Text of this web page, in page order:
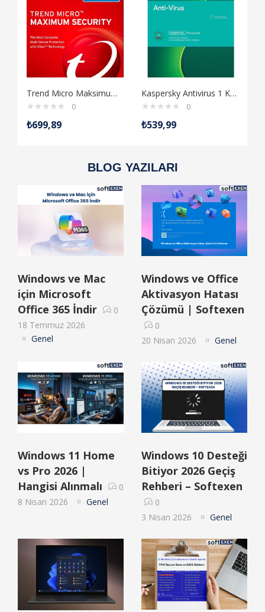
Tüm Ürünleri Gör
Trend Micro Maksimum Güvenlik 3 Cihaz 3 Yıl
0
₺699,89
Kaspersky Antivirus 1 Kullanıcı 1 Yıllık
0
₺539,99
BLOG YAZILARI
Windows ve Mac
için Microsoft
Office 365 İndir
0
18 Temmuz 2026
Genel
Windows ve Office
Aktivasyon Hatası
Çözümü | Softexen
0
20 Nisan 2026
Genel
Windows 11 Home
vs Pro 2026 |
Hangisi Alınmalı
0
8 Nisan 2026
Genel
Windows 10 Desteği
Bitiyor 2026 Geçiş
Rehberi – Softexen
0
3 Nisan 2026
Genel